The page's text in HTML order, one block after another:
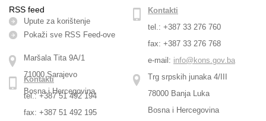
RSS feed
Upute za korištenje
Pokaži sve RSS Feed-оve
Maršala Tita 9A/1
71000 Sarajevo
Bosna i Hercegovina
Kontakti
tel.: +387 33 276 760
fax: +387 33 276 768
e-mail: info@kons.gov.ba
Trg srpskih junaka 4/III
78000 Banja Luka
Bosna i Hercegovina
Kontakti
tel.: +387 51 492 194
fax: +387 51 492 195